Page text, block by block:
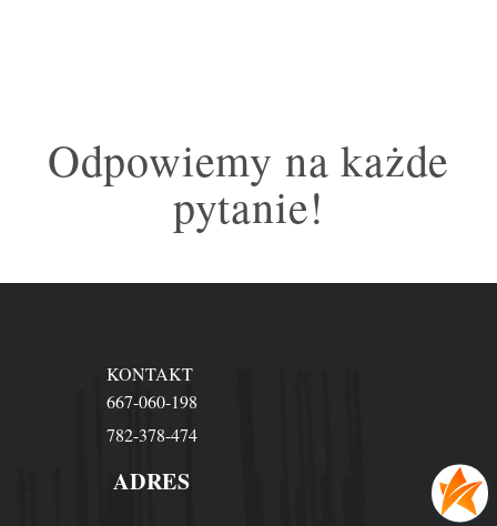
Odpowiemy na każde
pytanie!
ADRES
KONTAKT
667-060-198
782-378-474